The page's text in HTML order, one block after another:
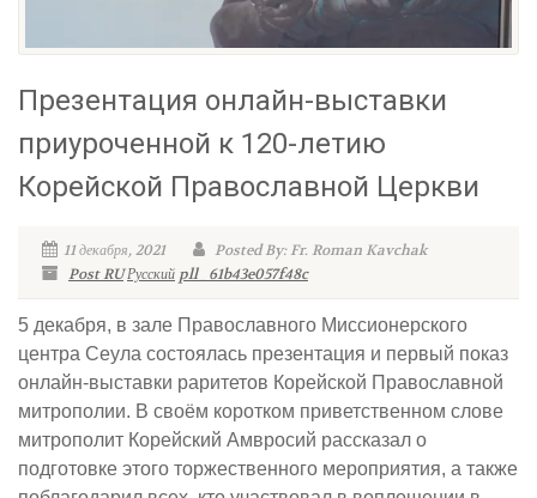
Презентация онлайн-выставки
приуроченной к 120-летию
Корейской Православной Церкви
11 декабря, 2021
Posted By: Fr. Roman Kavchak
Post RUРусский pll_61b43e057f48c
5 декабря, в зале Православного Миссионерского
центра Сеула состоялась презентация и первый показ
онлайн-выставки раритетов Корейской Православной
митрополии. В своём коротком приветственном слове
митрополит Корейский Амвросий рассказал о
подготовке этого торжественного мероприятия, а также